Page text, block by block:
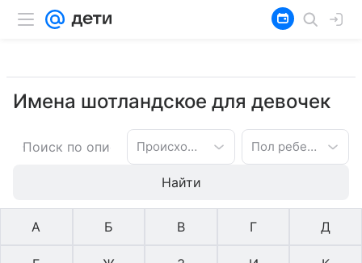
Имена шотландское для девочек
Происхождение имени Пол ребенка
Найти
А Б В Г Д